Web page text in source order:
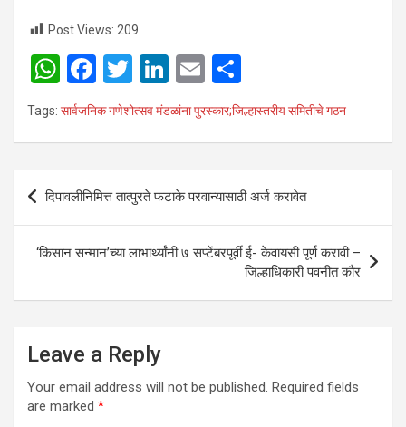
Post Views: 209
W
h
at
A
p
F
a
ce
o
k
T
wi
tt
Li
n
ke
n
E
m
ail
h
ar
Tags: सार्वजनिक गणेशोत्सव मंडळांना पुरस्कार;जिल्हास्तरीय समितीचे गठन
Post
navigation
दिपावलीनिमित्त तात्पुरते फटाके परवान्यासाठी अर्ज करावेत
‘किसान सन्मान’च्या लाभार्थ्यांनी ७ सप्टेंबरपूर्वी ई- केवायसी पूर्ण करावी –
जिल्हाधिकारी पवनीत कौर
Leave a Reply
Your email address will not be published. Required fields
are marked *